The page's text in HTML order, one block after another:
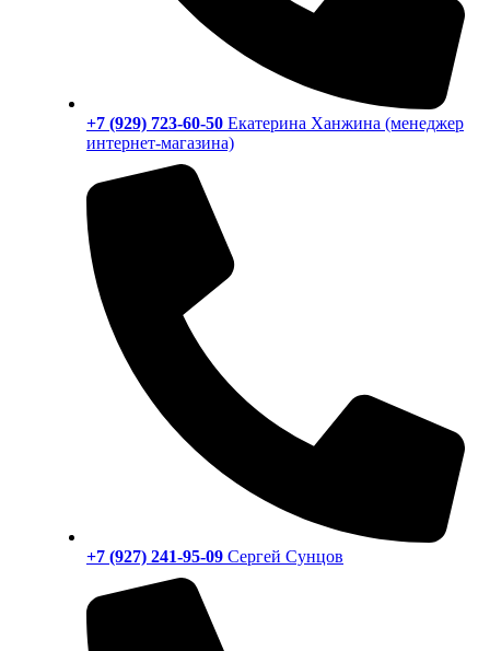
+7 (929) 723-60-50 Екатерина Ханжина (менеджер
интернет-магазина)
+7 (927) 241-95-09 Сергей Сунцов